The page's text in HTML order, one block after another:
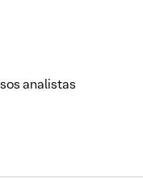
analistas